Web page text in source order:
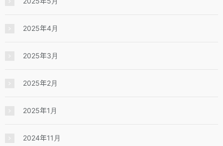
2025年4月
2025年3月
2025年2月
2025年1月
2024年11月